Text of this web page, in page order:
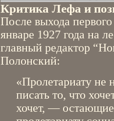
Критика Лефа и
После выхода
январе 1927 года на
главный редактор
Полонский:
«Пролетариату
писать то, что
хочет, —